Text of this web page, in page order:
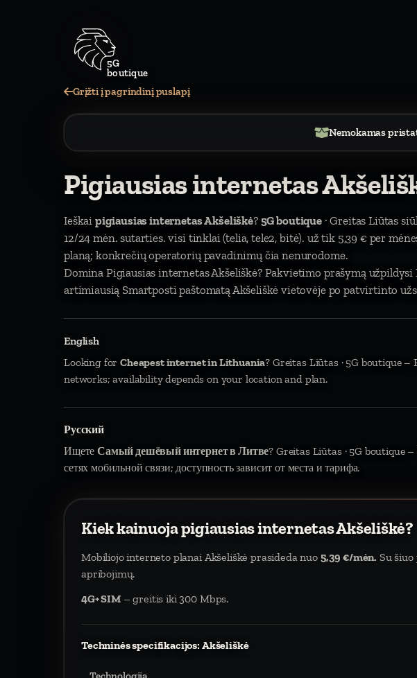
5G
boutique
Grįžti į pagrindinį puslapį
Nemokamas
Pigiausias internetas
Ieškai pigiausias internetas Akšeliškė? 5G boutique· Greitas Liūtas
12/24 mėn. sutarties. visi tinklai (telia, tele2, bitė). už tik 5,39 € per
planą; konkrečių operatorių pavadinimų čia nenurodome.
Domina Pigiausias internetas Akšeliškė? Pakvietimo prašymą
artimiausią Smartposti paštomatą Akšeliškė vietovėje po patvirtinto
English
Looking forCheapest internet in Lithuania? Greitas Liūtas · 5G boutique
networks; availability depends on your location and plan.
Русский
ИщетеСамый дешёвый интернет в Литве? Greitas Liūtas · 5G boutique –
сетях мобильной связи; доступность зависит от места и тарифа.
Kiek kainuoja pigiausias internetas Akšeliškė?
Mobiliojo interneto planai Akšeliškė prasideda nuo 5,39 €/mėn. Su
apribojimų.
4G+ SIM– greitis iki 300 Mbps.
Techninės specifikacijos: Akšeliškė